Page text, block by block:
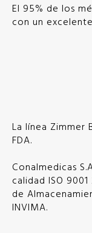
El 95% de los
con un
La línea
FDA.
Conalmedicas
calidad ISO
de
INVIMA.